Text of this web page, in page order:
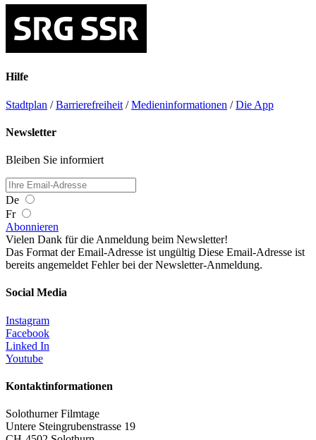
Hilfe
Stadtplan /Barrierefreiheit /Medieninformationen /Die App
Newsletter
Bleiben Sie informiert
De
Fr
Abonnieren
Vielen Dank für die Anmeldung beim Newsletter!
Das Format der Email-Adresse ist ungültig Diese Email-Adresse ist
bereits angemeldet Fehler bei der Newsletter-Anmeldung.
Social Media
Instagram
Facebook
Linked In
Youtube
Kontaktinformationen
Solothurner Filmtage
Untere Steingrubenstrasse 19